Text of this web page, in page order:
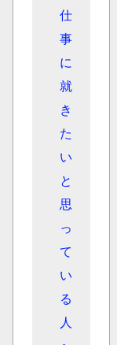
仕
事
に
就
き
た
い
と
思
っ
て
い
る
人